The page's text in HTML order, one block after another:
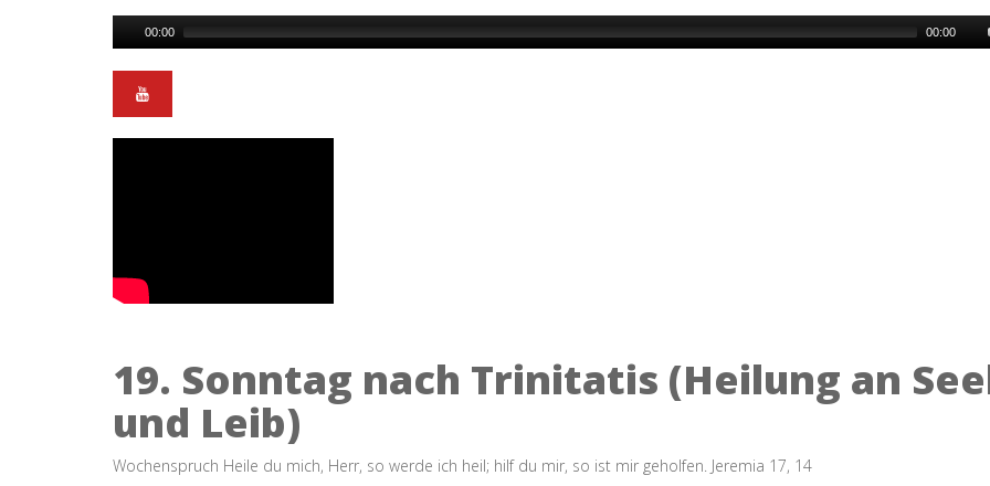
Audio
Player
00:00 00:00
19. Sonntag nach Trinitatis (Heilung an
und Leib)
Wochenspruch Heile du mich, Herr, so werde ich heil; hilf du mir, so ist mir geholfen. Jeremia 17, 14